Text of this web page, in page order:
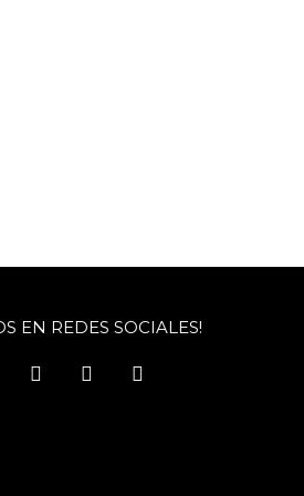
EN REDES SOCIALES!
twitter instagramyoutube